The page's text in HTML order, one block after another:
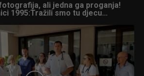
ali jedna ga proganja!
1995:Tražili smo tu djecu…